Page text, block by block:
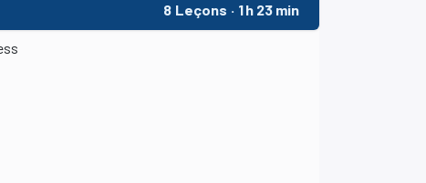
8 Leçons · 1 h 23 min